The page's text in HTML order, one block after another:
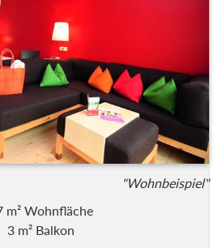
"Wohnbeispiel"
m² Wohnfläche
3 m² Balkon